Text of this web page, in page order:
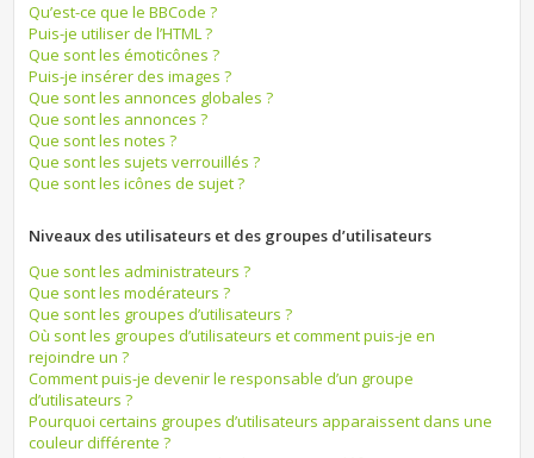
Qu’est-ce que le BBCode ?
Puis-je utiliser de l’HTML ?
Que sont les émoticônes ?
Puis-je insérer des images ?
Que sont les annonces globales ?
Que sont les annonces ?
Que sont les notes ?
Que sont les sujets verrouillés ?
Que sont les icônes de sujet ?
Niveaux des utilisateurs et des groupes d’utilisateurs
Que sont les administrateurs ?
Que sont les modérateurs ?
Que sont les groupes d’utilisateurs ?
Où sont les groupes d’utilisateurs et comment puis-je en
rejoindre un ?
Comment puis-je devenir le responsable d’un groupe
d’utilisateurs ?
Pourquoi certains groupes d’utilisateurs apparaissent dans une
couleur différente ?